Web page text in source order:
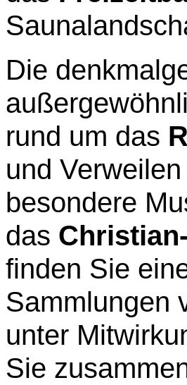
Die
rund um das
und
besondere
das
finden Sie
Sammlungen
unter
Sie